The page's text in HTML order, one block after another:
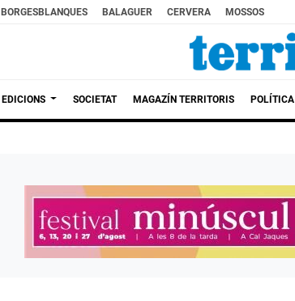
BORGESBLANQUES BALAGUER CERVERA MOSSOS
EDICIONS SOCIETAT MAGAZÍN TERRITORIS POLÍTICA